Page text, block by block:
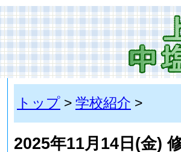
トップ > 学校紹介 >
2025年11月14日(金)